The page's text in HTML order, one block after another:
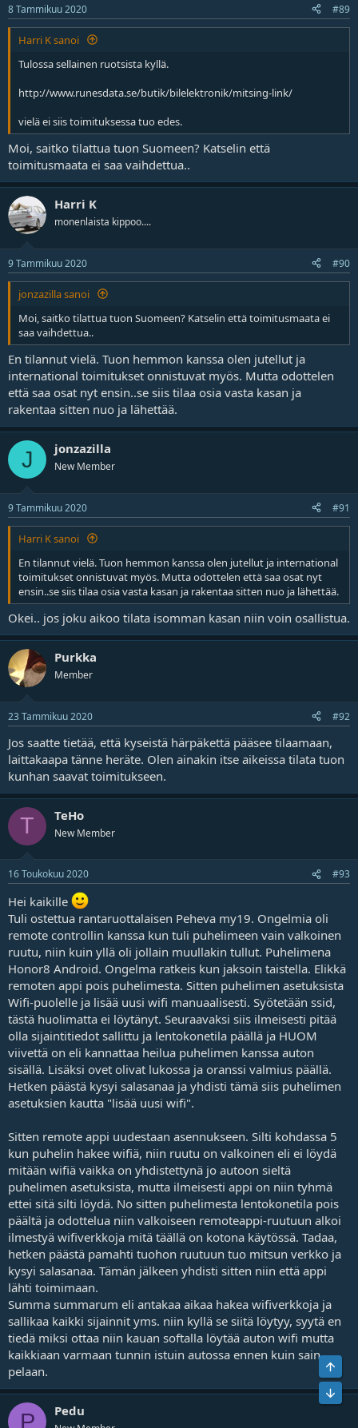
8 Tammikuu 2020 #89
Harri K sanoi
Tulossa sellainen ruotsista kyllä.
http://www.runesdata.se/butik/bilelektronik/mitsing-link/
vielä ei siis toimituksessa tuo edes.
Moi, saitko tilattua tuon Suomeen? Katselin että
toimitusmaata ei saa vaihdettua..
Harri K
monenlaista kippoo....
9 Tammikuu 2020 #90
jonzazilla sanoi
Moi, saitko tilattua tuon Suomeen? Katselin että toimitusmaata ei
saa vaihdettua..
En tilannut vielä. Tuon hemmon kanssa olen jutellut ja
international toimitukset onnistuvat myös. Mutta odottelen
että saa osat nyt ensin..se siis tilaa osia vasta kasan ja
rakentaa sitten nuo ja lähettää.
J jonzazilla
New Member
9 Tammikuu 2020 #91
Harri K sanoi
En tilannut vielä. Tuon hemmon kanssa olen jutellut ja international
toimitukset onnistuvat myös. Mutta odottelen että saa osat nyt
ensin..se siis tilaa osia vasta kasan ja rakentaa sitten nuo ja lähettää.
Okei.. jos joku aikoo tilata isomman kasan niin voin osallistua.
Purkka
Member
23 Tammikuu 2020 #92
Jos saatte tietää, että kyseistä härpäkettä pääsee tilaamaan,
laittakaapa tänne heräte. Olen ainakin itse aikeissa tilata tuon
kunhan saavat toimitukseen.
T TeHo
New Member
16 Toukokuu 2020 #93
Hei kaikille
Tuli ostettua rantaruottalaisen Peheva my19. Ongelmia oli
remote controllin kanssa kun tuli puhelimeen vain valkoinen
ruutu, niin kuin yllä oli jollain muullakin tullut. Puhelimena
Honor8 Android. Ongelma ratkeis kun jaksoin taistella. Elikkä
remoten appi pois puhelimesta. Sitten puhelimen asetuksista
Wifi-puolelle ja lisää uusi wifi manuaalisesti. Syötetään ssid,
tästä huolimatta ei löytänyt. Seuraavaksi siis ilmeisesti pitää
olla sijaintitiedot sallittu ja lentokonetila päällä ja HUOM
viivettä on eli kannattaa heilua puhelimen kanssa auton
sisällä. Lisäksi ovet olivat lukossa ja oranssi valmius päällä.
Hetken päästä kysyi salasanaa ja yhdisti tämä siis puhelimen
asetuksien kautta "lisää uusi wifi".
Sitten remote appi uudestaan asennukseen. Silti kohdassa 5
kun puhelin hakee wifiä, niin ruutu on valkoinen eli ei löydä
mitään wifiä vaikka on yhdistettynä jo autoon sieltä
puhelimen asetuksista, mutta ilmeisesti appi on niin tyhmä
ettei sitä silti löydä. No sitten puhelimesta lentokonetila pois
päältä ja odottelua niin valkoiseen remoteappi-ruutuun alkoi
ilmestyä wifiverkkoja mitä täällä on kotona käytössä. Tadaa,
hetken päästä pamahti tuohon ruutuun tuo mitsun verkko ja
kysyi salasanaa. Tämän jälkeen yhdisti sitten niin että appi
lähti toimimaan.
Summa summarum eli antakaa aikaa hakea wifiverkkoja ja
sallikaa kaikki sijainnit yms. niin kyllä se siitä löytyy, syytä en
tiedä miksi ottaa niin kauan softalla löytää auton wifi mutta
kaikkiaan varmaan tunnin istuin autossa ennen kuin sain
pelaan.
P Pedu